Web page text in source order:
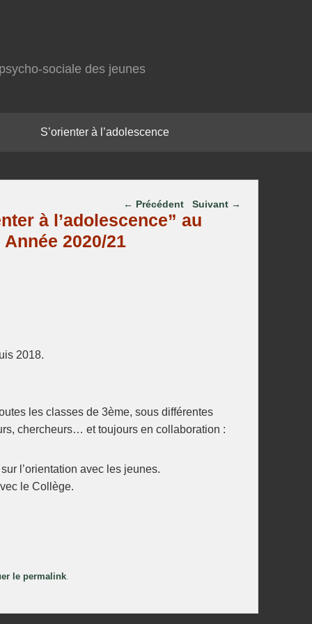
sociale des jeunes
S’orienter à l’adolescence
Parcourir les articles
← Précédent Suivant →
à l’adolescence” au
2020/21
2018.
les classes de 3ème, sous différentes
chercheurs… et toujours en collaboration :
l’orientation avec les jeunes.
le Collège.
le permalink.